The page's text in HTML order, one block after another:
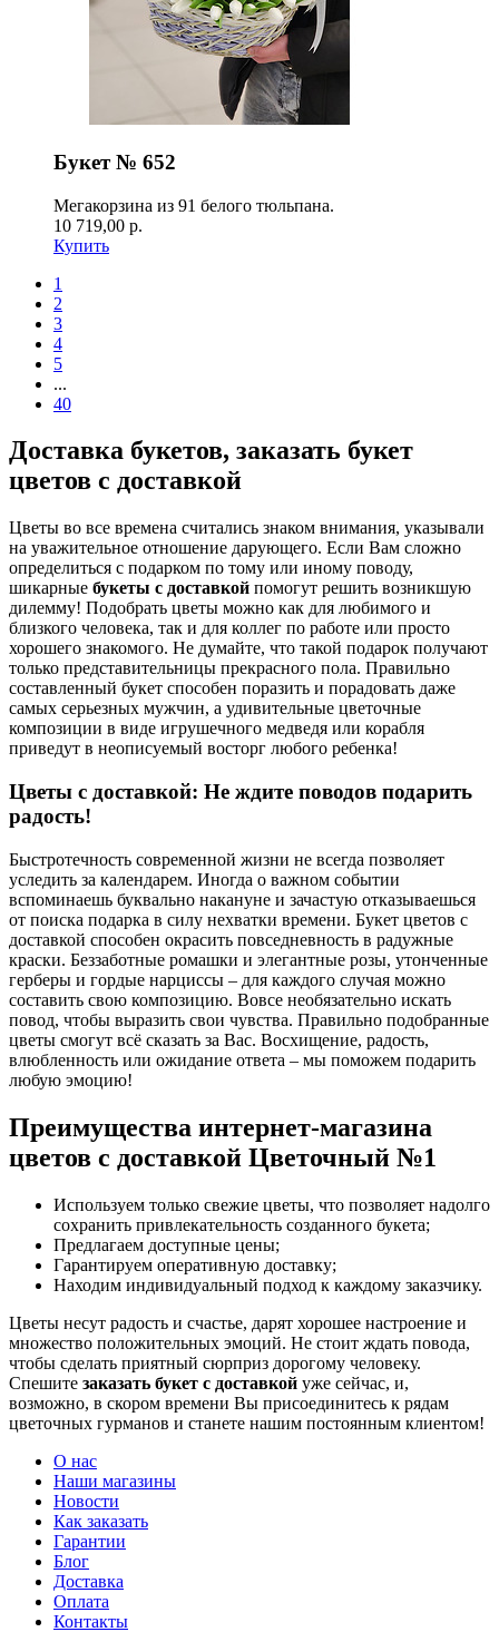
Букет № 652
Мегакорзина из 91 белого тюльпана.
10 719,00 р.
Купить
1
2
3
4
5
...
40
Доставка букетов, заказать букет
цветов с доставкой
Цветы во все времена считались знаком внимания, указывали
на уважительное отношение дарующего. Если Вам сложно
определиться с подарком по тому или иному поводу,
шикарные букеты с доставкой помогут решить возникшую
дилемму! Подобрать цветы можно как для любимого и
близкого человека, так и для коллег по работе или просто
хорошего знакомого. Не думайте, что такой подарок получают
только представительницы прекрасного пола. Правильно
составленный букет способен поразить и порадовать даже
самых серьезных мужчин, а удивительные цветочные
композиции в виде игрушечного медведя или корабля
приведут в неописуемый восторг любого ребенка!
Цветы с доставкой: Не ждите поводов подарить
радость!
Быстротечность современной жизни не всегда позволяет
уследить за календарем. Иногда о важном событии
вспоминаешь буквально накануне и зачастую отказываешься
от поиска подарка в силу нехватки времени. Букет цветов с
доставкой способен окрасить повседневность в радужные
краски. Беззаботные ромашки и элегантные розы, утонченные
герберы и гордые нарциссы – для каждого случая можно
составить свою композицию. Вовсе необязательно искать
повод, чтобы выразить свои чувства. Правильно подобранные
цветы смогут всё сказать за Вас. Восхищение, радость,
влюбленность или ожидание ответа – мы поможем подарить
любую эмоцию!
Преимущества интернет-магазина
цветов с доставкой Цветочный №1
Используем только свежие цветы, что позволяет надолго
сохранить привлекательность созданного букета;
Предлагаем доступные цены;
Гарантируем оперативную доставку;
Находим индивидуальный подход к каждому заказчику.
Цветы несут радость и счастье, дарят хорошее настроение и
множество положительных эмоций. Не стоит ждать повода,
чтобы сделать приятный сюрприз дорогому человеку.
Спешите заказать букет с доставкой уже сейчас, и,
возможно, в скором времени Вы присоединитесь к рядам
цветочных гурманов и станете нашим постоянным клиентом!
О нас
Наши магазины
Новости
Как заказать
Гарантии
Блог
Доставка
Оплата
Контакты